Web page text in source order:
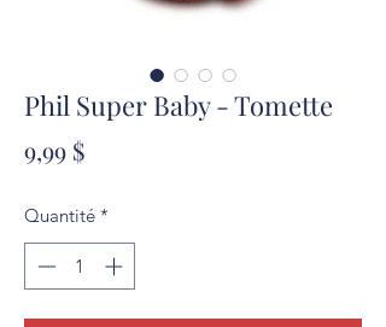
Phil Super Baby - Tomette
9,99 $Prix
Quantité *